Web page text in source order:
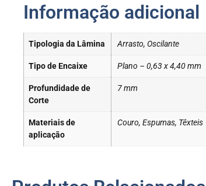
Informação adicional
Tipologia da Lâmina Arrasto, Oscilante
Tipo de Encaixe Plano – 0,63 x 4,40 mm
Profundidade de
Corte
7 mm
Materiais de
aplicação
Couro, Espumas, Têxteis